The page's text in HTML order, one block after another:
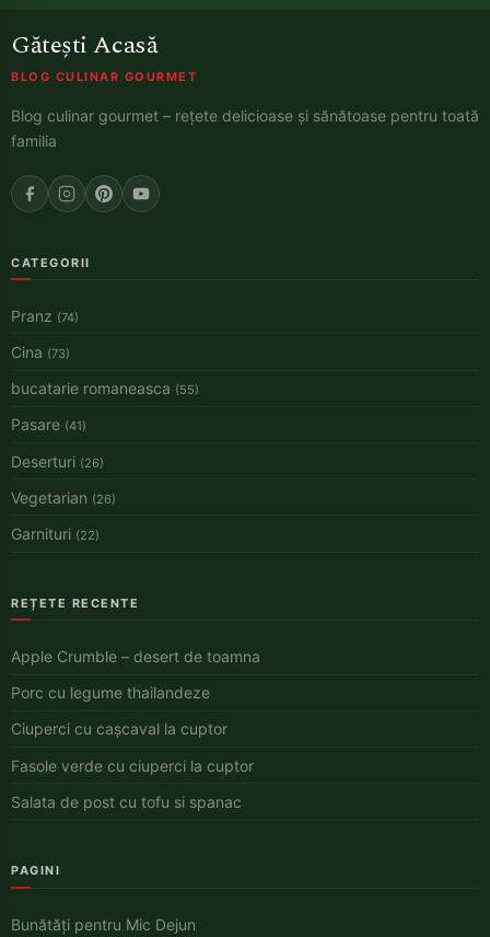
Gătești Acasă
BLOG CULINAR GOURMET
Blog culinar gourmet – rețete delicioase și sănătoase pentru toată
familia
CATEGORII
Pranz (74)
Cina (73)
bucatarie romaneasca (55)
Pasare (41)
Deserturi (26)
Vegetarian (26)
Garnituri (22)
REȚETE RECENTE
Apple Crumble – desert de toamna
Porc cu legume thailandeze
Ciuperci cu cașcaval la cuptor
Fasole verde cu ciuperci la cuptor
Salata de post cu tofu si spanac
PAGINI
Bunătăți pentru Mic Dejun